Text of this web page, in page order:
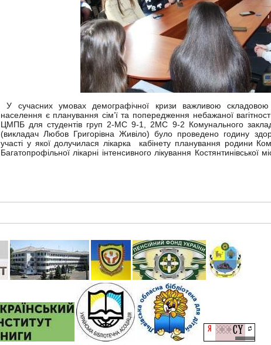
У сучасних умовах демографічної кризи важливою складовою
населення є планування сім’ї та попередження небажаної
ЦМПБ для студентів груп 2-МС 9-1, 2МС 9-2 Комунального
(викладач Любов Григорівна Живіло) було проведено годину
участі у якої долучилася лікарка кабінету планування родини
Багатопрофільної лікарні інтенсивного лікування